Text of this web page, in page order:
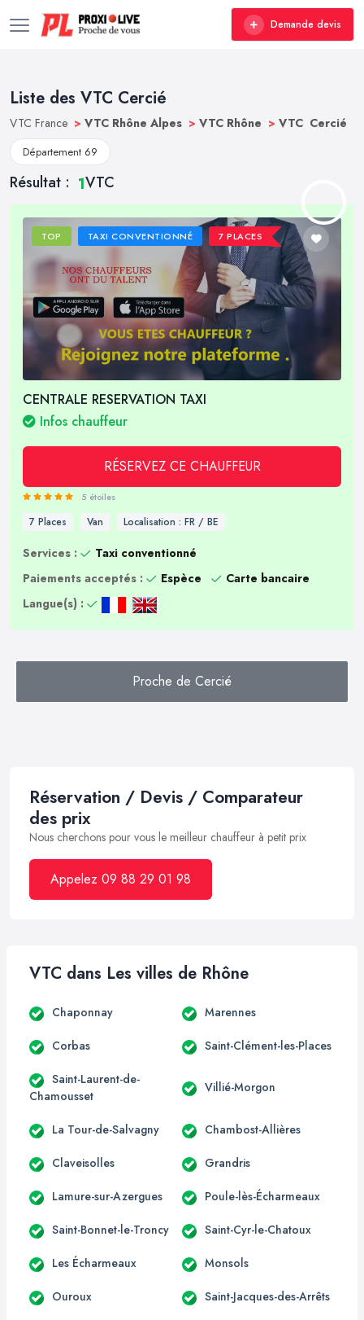
Demande devis
Liste des VTC Cercié
VTC France > VTC Rhône Alpes > VTC Rhône > VTC Cercié
Département 69
Résultat : 1VTC
TOP TAXI CONVENTIONNÉ 7 PLACES
CENTRALE RESERVATION TAXI
Infos chauffeur
RÉSERVEZ CE CHAUFFEUR
5 étoiles
7 Places Van Localisation : FR / BE
Services :
Taxi conventionné
Paiements acceptés :
Espèce
Carte bancaire
Langue(s) :
Proche de Cercié
Réservation / Devis / Comparateur
des prix
Nous cherchons pour vous le meilleur chauffeur à petit prix
Appelez 09 88 29 01 98
VTC dans Les villes de Rhône
Chaponnay Marennes
Corbas Saint-Clément-les-Places
Saint-Laurent-de-
Chamousset
Villié-Morgon
La Tour-de-Salvagny Chambost-Allières
Claveisolles Grandris
Lamure-sur-Azergues Poule-lès-Écharmeaux
Saint-Bonnet-le-Troncy Saint-Cyr-le-Chatoux
Les Écharmeaux Monsols
Ouroux Saint-Jacques-des-Arrêts